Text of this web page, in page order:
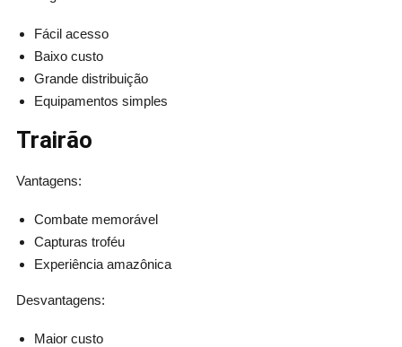
Fácil acesso
Baixo custo
Grande distribuição
Equipamentos simples
Trairão
Vantagens:
Combate memorável
Capturas troféu
Experiência amazônica
Desvantagens:
Maior custo